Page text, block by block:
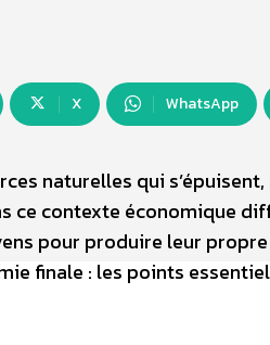
X WhatsApp
naturelles qui
ce contexte économique
pour produire leur
finale : les points